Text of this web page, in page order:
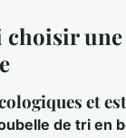
et
de tri en